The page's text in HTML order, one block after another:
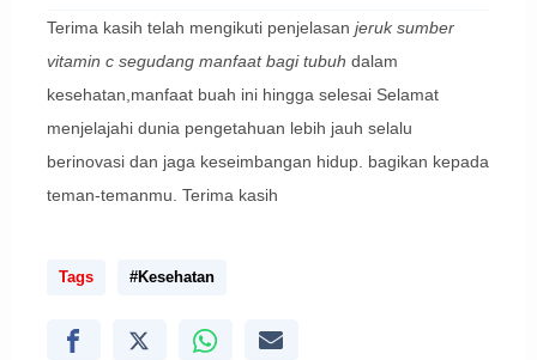
Terima kasih telah mengikuti penjelasan jeruk sumber
vitamin c segudang manfaat bagi tubuh dalam
kesehatan,manfaat buah ini hingga selesai Selamat
menjelajahi dunia pengetahuan lebih jauh selalu
berinovasi dan jaga keseimbangan hidup. bagikan kepada
teman-temanmu. Terima kasih
Tags #Kesehatan